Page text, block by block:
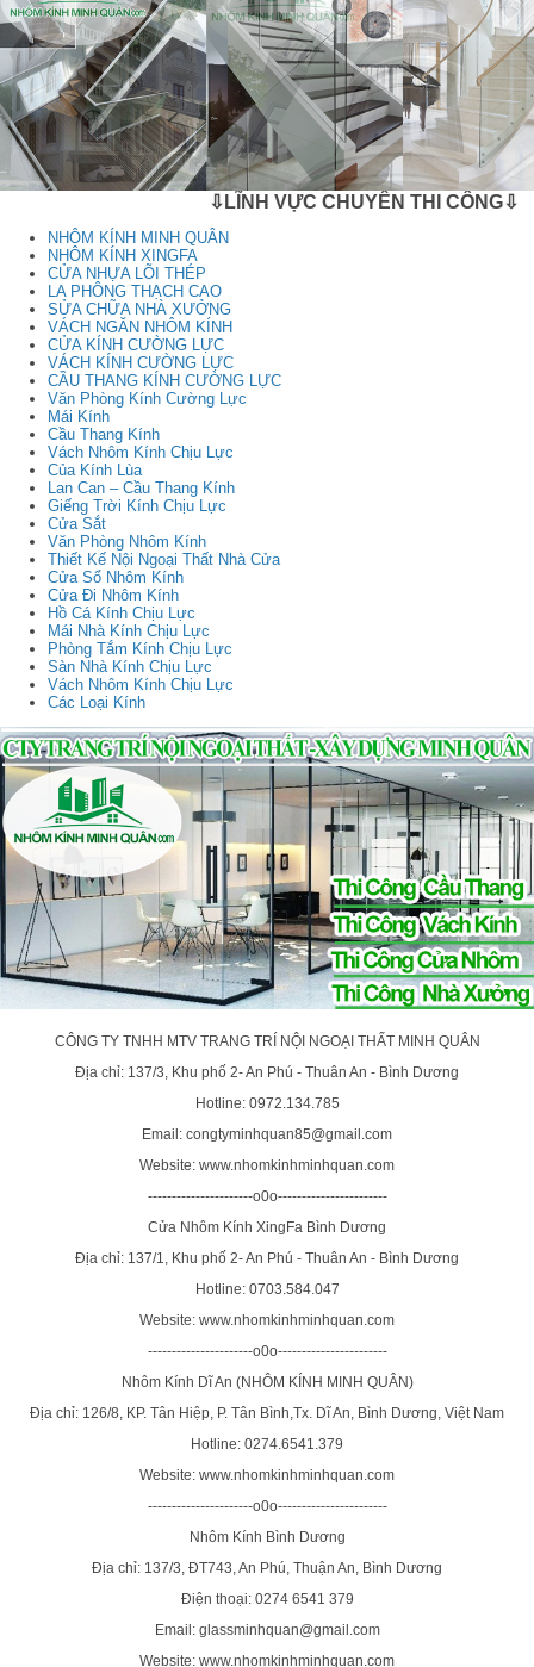
⇩LĨNH VỰC CHUYÊN THI CÔNG⇩
NHÔM KÍNH MINH QUÂN
NHÔM KÍNH XINGFA
CỬA NHỰA LÕI THÉP
LA PHÔNG THẠCH CAO
SỬA CHỮA NHÀ XƯỞNG
VÁCH NGĂN NHÔM KÍNH
CỬA KÍNH CƯỜNG LỰC
VÁCH KÍNH CƯỜNG LỰC
CẦU THANG KÍNH CƯỜNG LỰC
Văn Phòng Kính Cường Lực
Mái Kính
Cầu Thang Kính
Vách Nhôm Kính Chịu Lực
Của Kính Lùa
Lan Can – Cầu Thang Kính
Giếng Trời Kính Chịu Lực
Cửa Sắt
Văn Phòng Nhôm Kính
Thiết Kế Nội Ngoại Thất Nhà Cửa
Cửa Sổ Nhôm Kính
Cửa Đi Nhôm Kính
Hồ Cá Kính Chịu Lực
Mái Nhà Kính Chịu Lực
Phòng Tắm Kính Chịu Lực
Sàn Nhà Kính Chịu Lực
Vách Nhôm Kính Chịu Lực
Các Loại Kính
CÔNG TY TNHH MTV TRANG TRÍ NỘI NGOẠI THẤT MINH QUÂN
Địa chỉ: 137/3, Khu phố 2- An Phú - Thuân An - Bình Dương
Hotline: 0972.134.785
Email: congtyminhquan85@gmail.com
Website: www.nhomkinhminhquan.com
----------------------o0o-----------------------
Cửa Nhôm Kính XingFa Bình Dương
Địa chỉ: 137/1, Khu phố 2- An Phú - Thuân An - Bình Dương
Hotline: 0703.584.047
Website: www.nhomkinhminhquan.com
----------------------o0o-----------------------
Nhôm Kính Dĩ An (NHÔM KÍNH MINH QUÂN)
Địa chỉ: 126/8, KP. Tân Hiệp, P. Tân Bình,Tx. Dĩ An, Bình Dương, Việt Nam
Hotline: 0274.6541.379
Website: www.nhomkinhminhquan.com
----------------------o0o-----------------------
Nhôm Kính Bình Dương
Địa chỉ: 137/3, ĐT743, An Phú, Thuận An, Bình Dương
Điện thoại: 0274 6541 379
Email: glassminhquan@gmail.com
Website: www.nhomkinhminhquan.com